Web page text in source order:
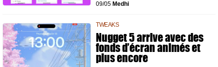
09/05 Medhi
TWEAKS
Nugget 5 arrive avec des
fonds d’écran animés et
plus encore